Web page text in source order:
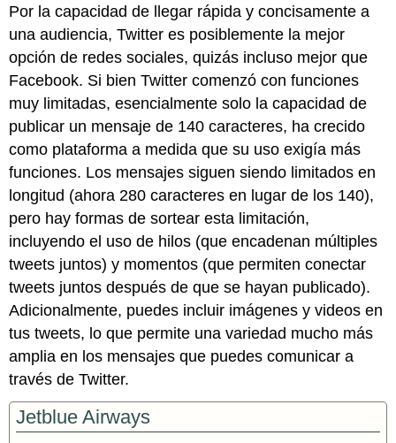
Por la capacidad de llegar rápida y concisamente a
una audiencia, Twitter es posiblemente la mejor
opción de redes sociales, quizás incluso mejor que
Facebook. Si bien Twitter comenzó con funciones
muy limitadas, esencialmente solo la capacidad de
publicar un mensaje de 140 caracteres, ha crecido
como plataforma a medida que su uso exigía más
funciones. Los mensajes siguen siendo limitados en
longitud (ahora 280 caracteres en lugar de los 140),
pero hay formas de sortear esta limitación,
incluyendo el uso de hilos (que encadenan múltiples
tweets juntos) y momentos (que permiten conectar
tweets juntos después de que se hayan publicado).
Adicionalmente, puedes incluir imágenes y videos en
tus tweets, lo que permite una variedad mucho más
amplia en los mensajes que puedes comunicar a
través de Twitter.
Jetblue Airways